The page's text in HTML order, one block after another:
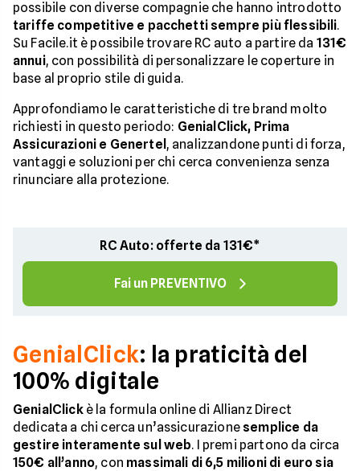
possibile con diverse compagnie che hanno introdotto
tariffe competitive e pacchetti sempre più flessibili.
Su Facile.it è possibile trovare RC auto a partire da 131€
annui, con possibilità di personalizzare le coperture in
base al proprio stile di guida.
Approfondiamo le caratteristiche di tre brand molto
richiesti in questo periodo: GenialClick, Prima
Assicurazioni e Genertel , analizzandone punti di forza,
vantaggi e soluzioni per chi cerca convenienza senza
rinunciare alla protezione.
RC Auto: offerte da 131€*
Fai un PREVENTIVO
GenialClick: la praticità del
100% digitale
GenialClickè la formula online di Allianz Direct
dedicata a chi cerca un’assicurazione semplice da
gestire interamente sul web. I premi partono da circa
150€ all’anno, con massimali di 6,5 milioni di euro sia